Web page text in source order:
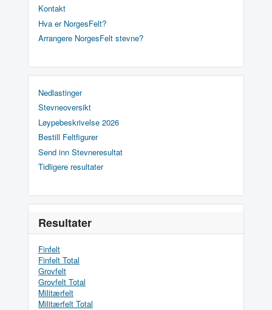
Kontakt
Hva er NorgesFelt?
Arrangere NorgesFelt stevne?
Nedlastinger
Stevneoversikt
Løypebeskrivelse 2026
Bestill Feltfigurer
Send inn Stevneresultat
Tidligere resultater
Resultater
Finfelt
Finfelt Total
Grovfelt
Grovfelt Total
Militærfelt
Militærfelt Total